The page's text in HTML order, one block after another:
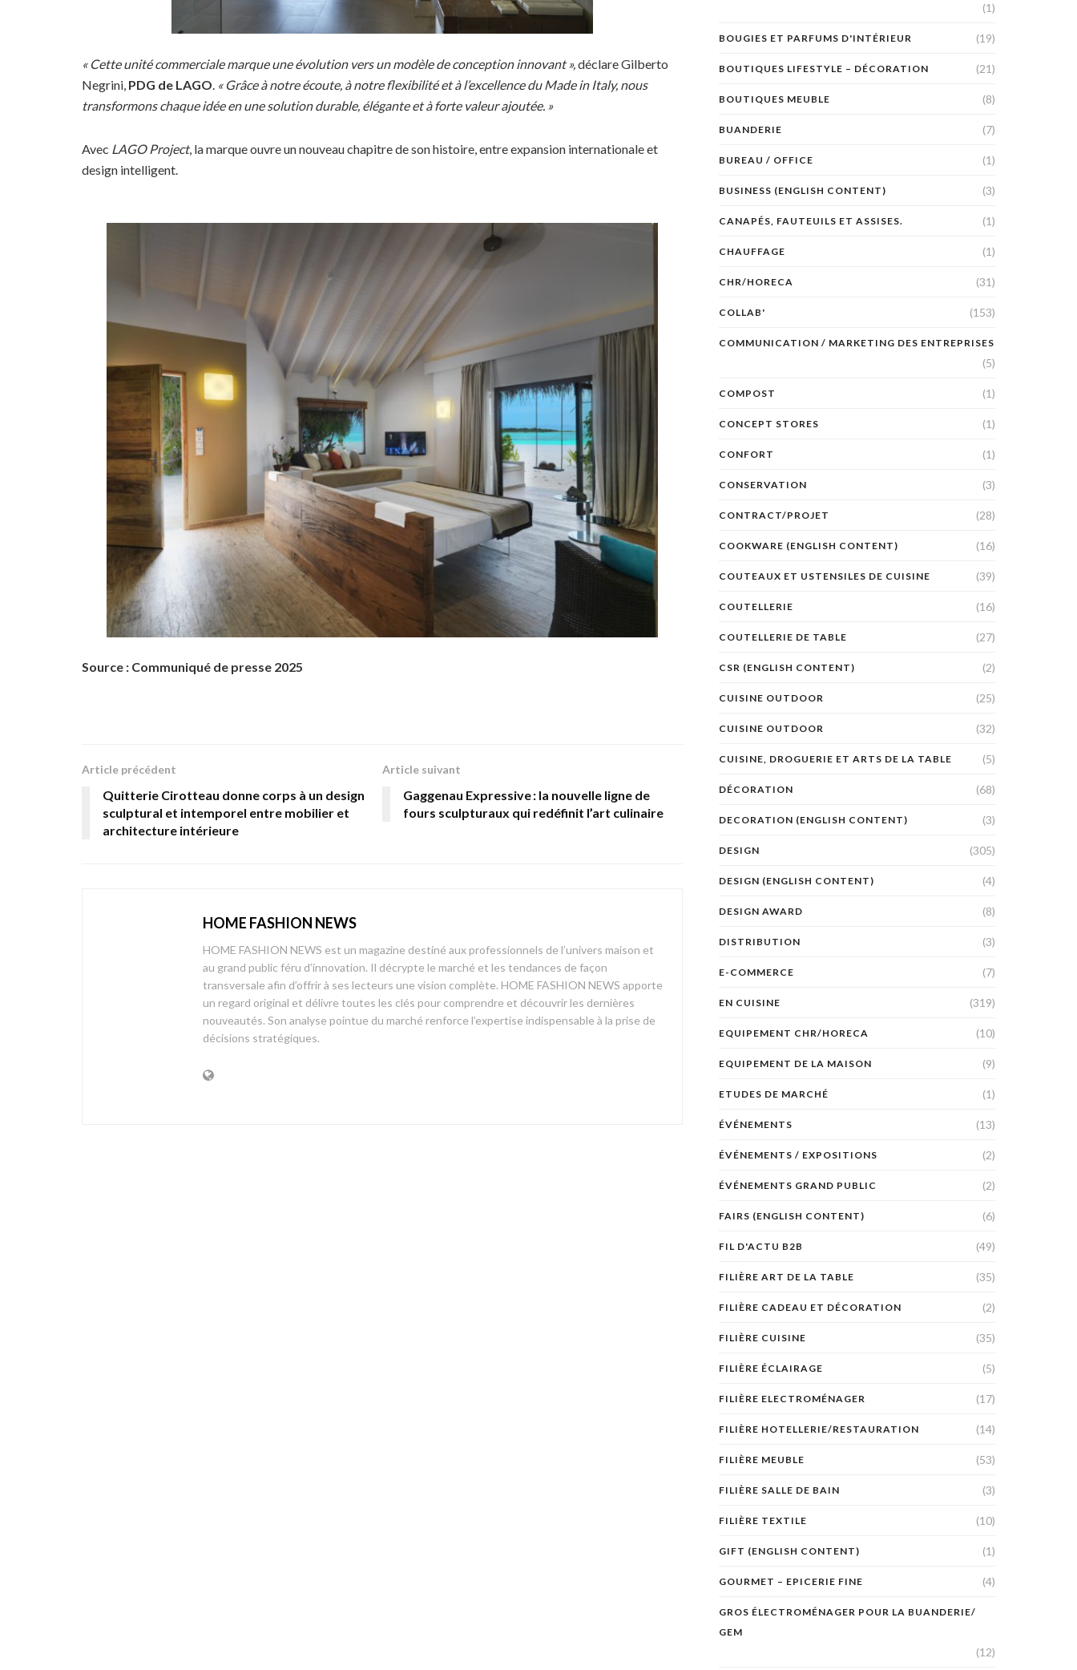
« Cette unité commerciale marque une évolution vers un modèle de conception innovant »,déclare Gilberto
Negrini, PDG de LAGO. « Grâce à notre écoute, à notre flexibilité et à l’excellence du Made in Italy, nous
transformons chaque idée en une solution durable, élégante et à forte valeur ajoutée. »
Avec LAGO Project, la marque ouvre un nouveau chapitre de son histoire, entre expansion internationale et
design intelligent.
Source : Communiqué de presse 2025
Article précédent
Quitterie Cirotteau donne corps à un design
sculptural et intemporel entre mobilier et
architecture intérieure
Article suivant
Gaggenau Expressive : la nouvelle ligne de
fours sculpturaux qui redéfinit l’art culinaire
HOME FASHION NEWS
HOME FASHION NEWS est un magazine destiné aux professionnels de l’univers maison et
au grand public féru d’innovation. Il décrypte le marché et les tendances de façon
transversale afin d’offrir à ses lecteurs une vision complète. HOME FASHION NEWS apporte
un regard original et délivre toutes les clés pour comprendre et découvrir les dernières
nouveautés. Son analyse pointue du marché renforce l’expertise indispensable à la prise de
décisions stratégiques.
(1)
BOUGIES ET PARFUMS D'INTÉRIEUR (19)
BOUTIQUES LIFESTYLE – DÉCORATION (21)
BOUTIQUES MEUBLE (8)
BUANDERIE (7)
BUREAU / OFFICE (1)
BUSINESS (ENGLISH CONTENT) (3)
CANAPÉS, FAUTEUILS ET ASSISES. (1)
CHAUFFAGE (1)
CHR/HORECA (31)
COLLAB' (153)
COMMUNICATION / MARKETING DES ENTREPRISES
(5)
COMPOST (1)
CONCEPT STORES (1)
CONFORT (1)
CONSERVATION (3)
CONTRACT/PROJET (28)
COOKWARE (ENGLISH CONTENT) (16)
COUTEAUX ET USTENSILES DE CUISINE (39)
COUTELLERIE (16)
COUTELLERIE DE TABLE (27)
CSR (ENGLISH CONTENT) (2)
CUISINE OUTDOOR (25)
CUISINE OUTDOOR (32)
CUISINE, DROGUERIE ET ARTS DE LA TABLE (5)
DÉCORATION (68)
DECORATION (ENGLISH CONTENT) (3)
DESIGN (305)
DESIGN (ENGLISH CONTENT) (4)
DESIGN AWARD (8)
DISTRIBUTION (3)
E-COMMERCE (7)
EN CUISINE (319)
EQUIPEMENT CHR/HORECA (10)
EQUIPEMENT DE LA MAISON (9)
ETUDES DE MARCHÉ (1)
ÉVÉNEMENTS (13)
ÉVÉNEMENTS / EXPOSITIONS (2)
ÉVÉNEMENTS GRAND PUBLIC (2)
FAIRS (ENGLISH CONTENT) (6)
FIL D'ACTU B2B (49)
FILIÈRE ART DE LA TABLE (35)
FILIÈRE CADEAU ET DÉCORATION (2)
FILIÈRE CUISINE (35)
FILIÈRE ÉCLAIRAGE (5)
FILIÈRE ELECTROMÉNAGER (17)
FILIÈRE HOTELLERIE/RESTAURATION (14)
FILIÈRE MEUBLE (53)
FILIÈRE SALLE DE BAIN (3)
FILIÈRE TEXTILE (10)
GIFT (ENGLISH CONTENT) (1)
GOURMET – EPICERIE FINE (4)
GROS ÉLECTROMÉNAGER POUR LA BUANDERIE/
GEM
(12)